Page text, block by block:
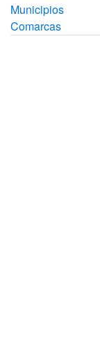
Municipios
Comarcas